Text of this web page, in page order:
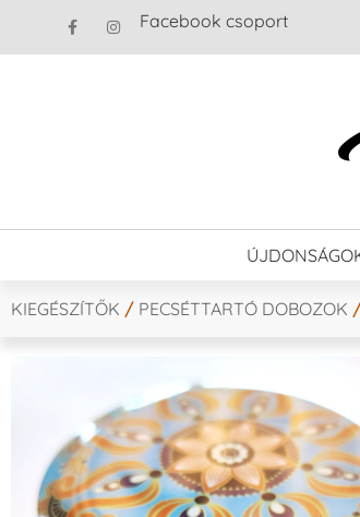
Facebook csoport
KIEGÉSZÍTŐK / PECSÉTTARTÓ DOBOZOK